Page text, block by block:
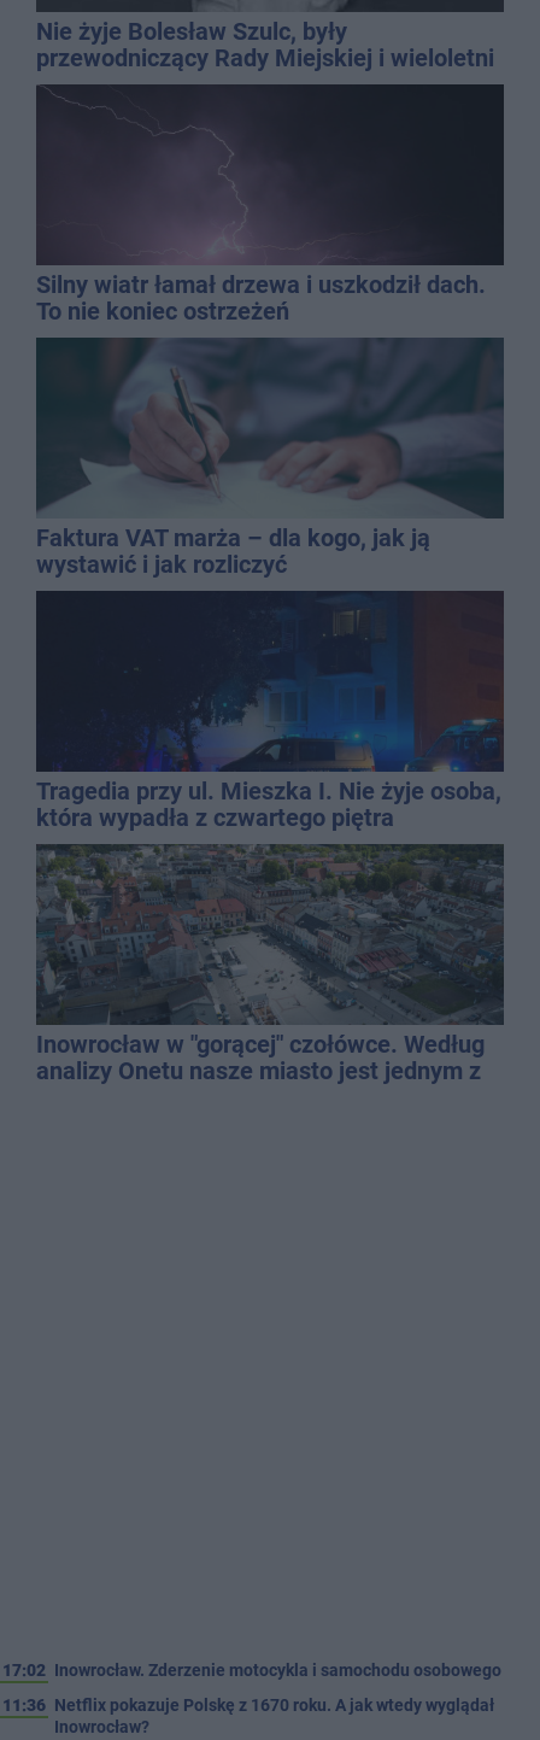
Nie żyje Bolesław Szulc, były
przewodniczący Rady Miejskiej i wieloletni
dyrektor SP 14
Silny wiatr łamał drzewa i uszkodził dach.
To nie koniec ostrzeżeń
Faktura VAT marża – dla kogo, jak ją
wystawić i jak rozliczyć
Tragedia przy ul. Mieszka I. Nie żyje osoba,
która wypadła z czwartego piętra
Inowrocław w "gorącej" czołówce. Według
analizy Onetu nasze miasto jest jednym z
17:02 Inowrocław. Zderzenie motocykla i samochodu osobowego
11:36 Netflix pokazuje Polskę z 1670 roku. A jak wtedy wyglądał
Inowrocław?